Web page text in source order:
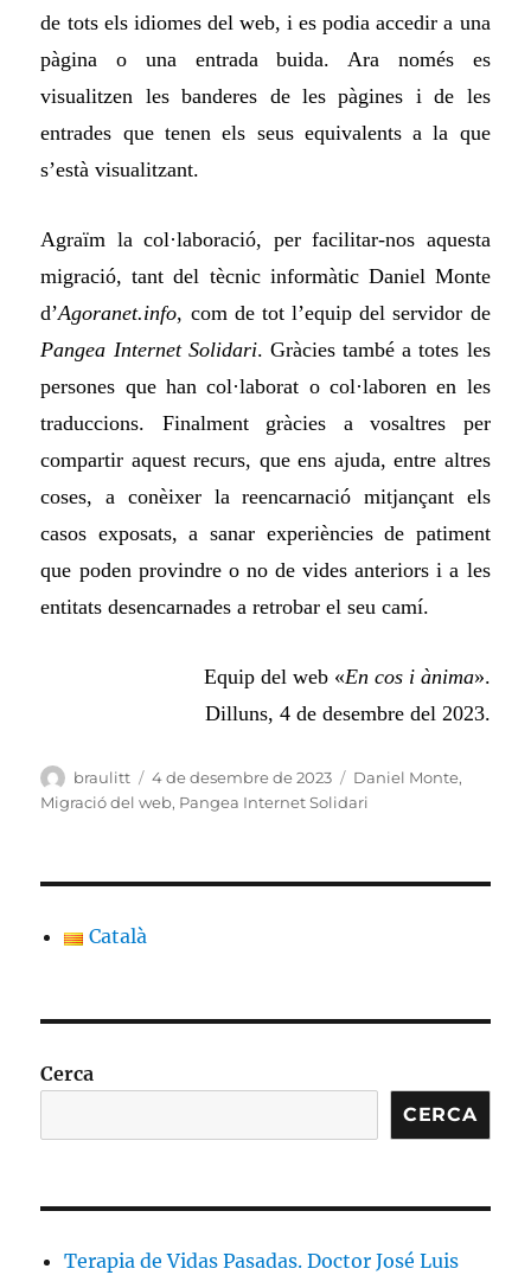
de tots els idiomes del web, i es podia accedir a una
pàgina o una entrada buida. Ara només es
visualitzen les banderes de les pàgines i de les
entrades que tenen els seus equivalents a la que
s’està visualitzant.
Agraïm la col·laboració, per facilitar-nos aquesta
migració, tant del tècnic informàtic Daniel Monte
d’Agoranet.info, com de tot l’equip del servidor de
Pangea Internet Solidari. Gràcies també a totes les
persones que han col·laborat o col·laboren en les
traduccions. Finalment gràcies a vosaltres per
compartir aquest recurs, que ens ajuda, entre altres
coses, a conèixer la reencarnació mitjançant els
casos exposats, a sanar experiències de patiment
que poden provindre o no de vides anteriors i a les
entitats desencarnades a retrobar el seu camí.
Equip del web «En cos i ànima».
Dilluns, 4 de desembre del 2023.
Autor
braulitt
Publicat
el
4 de desembre de 2023 Categories
Daniel Monte,
Migració del web, Pangea Internet Solidari
Català
Cerca
CERCA
Terapia de Vidas Pasadas. Doctor José Luis